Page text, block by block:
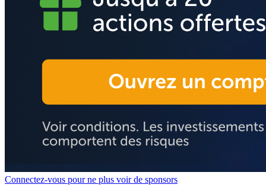
Connectez-vous pour ne plus voir de sponsors